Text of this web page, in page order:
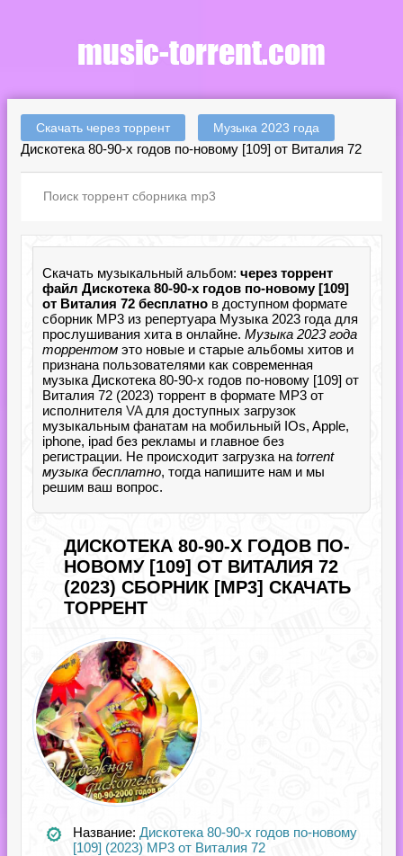
Скачать через торрент Музыка 2023 года
Дискотека 80-90-х годов по-новому [109] от Виталия 72
Скачать музыкальный альбом: через торрент
файл Дискотека 80-90-х годов по-новому [109]
от Виталия 72 бесплатно в доступном формате
сборник MP3 из репертуара Музыка 2023 года для
прослушивания хита в онлайне. Музыка 2023 года
торрентом это новые и старые альбомы хитов и
признана пользователями как современная
музыка Дискотека 80-90-х годов по-новому [109] от
Виталия 72 (2023) торрент в формате MP3 от
исполнителя VAдля доступных загрузок
музыкальным фанатам на мобильный IOs, Apple,
iphone, ipad без рекламы и главное без
регистрации. Не происходит загрузка на torrent
музыка бесплатно, тогда напишите нам и мы
решим ваш вопрос.
ДИСКОТЕКА 80-90-Х ГОДОВ ПО-
НОВОМУ [109] ОТ ВИТАЛИЯ 72
(2023) СБОРНИК [MP3] СКАЧАТЬ
ТОРРЕНТ
Название: Дискотека 80-90-х годов по-новому
[109] (2023) MP3 от Виталия 72